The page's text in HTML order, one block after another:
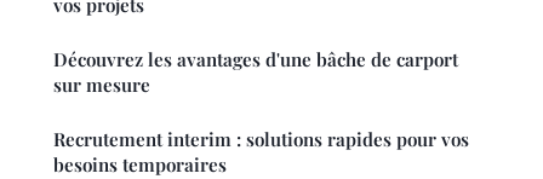
vos projets
Découvrez les avantages d'une bâche de carport
sur mesure
Recrutement interim : solutions rapides pour vos
besoins temporaires